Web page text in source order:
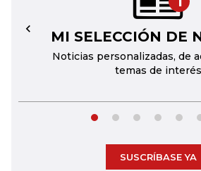
MI SELECCIÓN DE
Noticias personalizadas, de
temas de interés
←
SUSCRÍBASE YA